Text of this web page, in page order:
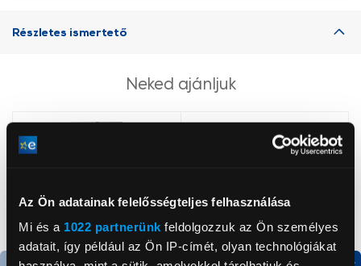
Az Ön adatainak felelősségteljes felhasználása
Mi és a 1022 partnerünk feldolgozzuk az Ön személyes
adatait, így például az Ön IP-címét, olyan technológiákat
Részletes ismertető
Neked ajánljuk